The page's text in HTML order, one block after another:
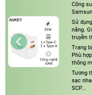
Công
Sử
năng.
truyền
Trang
Phù
thông
Tương
sạc
SCP...